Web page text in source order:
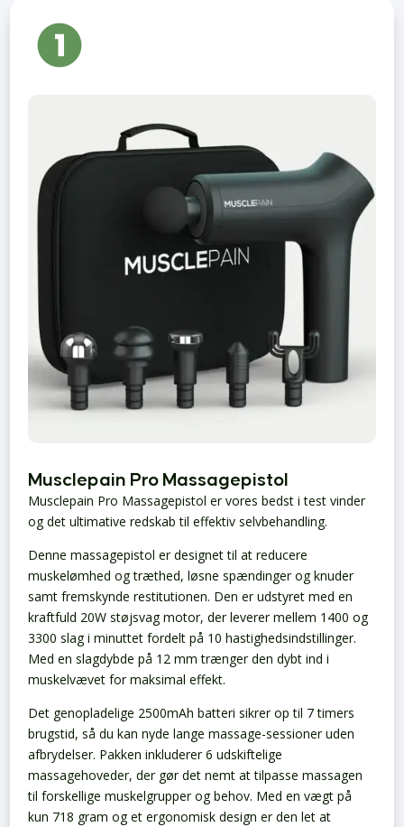
Musclepain Pro Massagepistol
Musclepain Pro Massagepistol er vores bedst i test vinder
og det ultimative redskab til effektiv selvbehandling.
Denne massagepistol er designet til at reducere
muskelømhed og træthed, løsne spændinger og knuder
samt fremskynde restitutionen. Den er udstyret med en
kraftfuld 20W støjsvag motor, der leverer mellem 1400 og
3300 slag i minuttet fordelt på 10 hastighedsindstillinger.
Med en slagdybde på 12 mm trænger den dybt ind i
muskelvævet for maksimal effekt.
Det genopladelige 2500mAh batteri sikrer op til 7 timers
brugstid, så du kan nyde lange massage-sessioner uden
afbrydelser. Pakken inkluderer 6 udskiftelige
massagehoveder, der gør det nemt at tilpasse massagen
til forskellige muskelgrupper og behov. Med en vægt på
kun 718 gram og et ergonomisk design er den let at